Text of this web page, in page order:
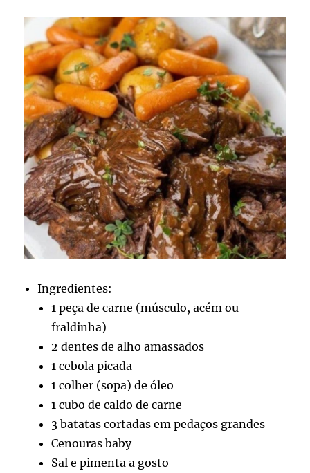
Ingredientes:
1 peça de carne (músculo, acém ou
fraldinha)
2 dentes de alho amassados
1 cebola picada
1 colher (sopa) de óleo
1 cubo de caldo de carne
3 batatas cortadas em pedaços grandes
Cenouras baby
Sal e pimenta a gosto